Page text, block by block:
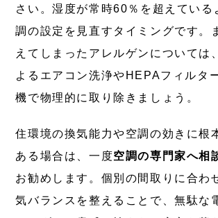
さい。湿度が常時60％を超えている
調の設定を見直すタイミングです。
えてしまったアレルゲンについては
よるエアコン洗浄やHEPAフィルタ
機で物理的に取り除きましょう。
住環境の換気能力や空調の効きに根
ある場合は、一度空調の専門家へ相
お勧めします。個別の間取りに合わ
気バランスを整えることで、無駄な